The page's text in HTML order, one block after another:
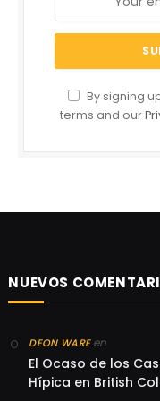
By signing
terms and our
NUEVOS
DEON WAREen
El Ocaso de los
Hípica en British